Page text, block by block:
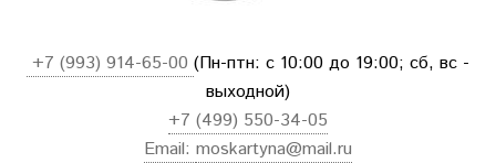
+7 (993) 914-65-00 (Пн-птн: с 10:00 до 19:00; сб, вс -
выходной)
+7 (499) 550-34-05
Email: moskartyna@mail.ru